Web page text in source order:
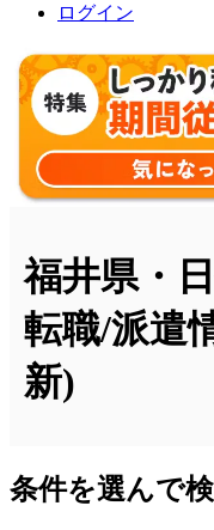
ログイン
福井県・
転職/派遣
新)
条件を選んで